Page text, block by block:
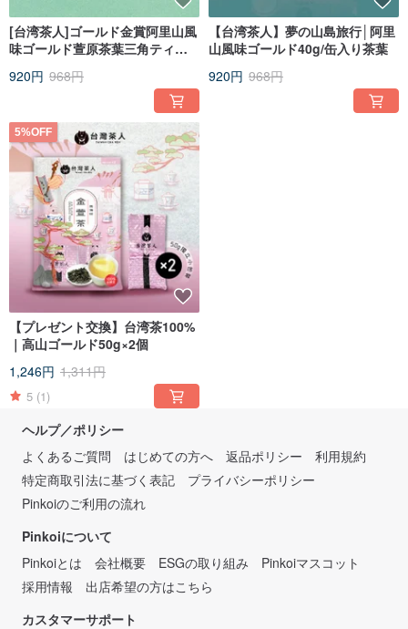
[台湾茶人]ゴールド金賞阿里山風
味ゴールド萱原茶葉三角ティー
920円 968円
【台湾茶人】夢の山島旅行│阿里
山風味ゴールド40g/缶入り茶葉
920円 968円
5%OFF
【プレゼント交換】台湾茶100%
｜高山ゴールド50g×2個
1,246円 1,311円
5 (1)
ヘルプ／ポリシー
よくあるご質問
はじめての方へ 返品ポリシー
利用規約
特定商取引法に基づく表記
プライバシーポリシー
Pinkoiのご利用の流れ
Pinkoiについて
Pinkoiとは
会社概要 ESGの取り組み
Pinkoiマスコット
採用情報
出店希望の方はこちら
カスタマーサポート